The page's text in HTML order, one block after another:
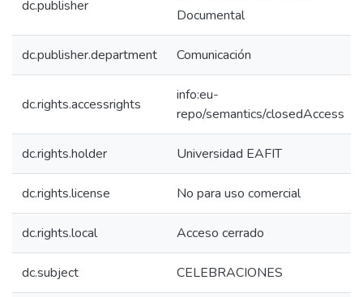
dc.publisher
Documental
dc.publisher.department Comunicación
dc.rights.accessrights
info:eu-
repo/semantics/closedAccess
dc.rights.holder Universidad EAFIT
dc.rights.license No para uso comercial
dc.rights.local Acceso cerrado
dc.subject CELEBRACIONES